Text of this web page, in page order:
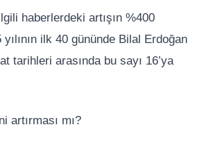
haberlerdeki artışın %400
ilk 40 gününde Bilal Erdoğan
tarihleri arasında bu sayı 16’ya
artırması mı?